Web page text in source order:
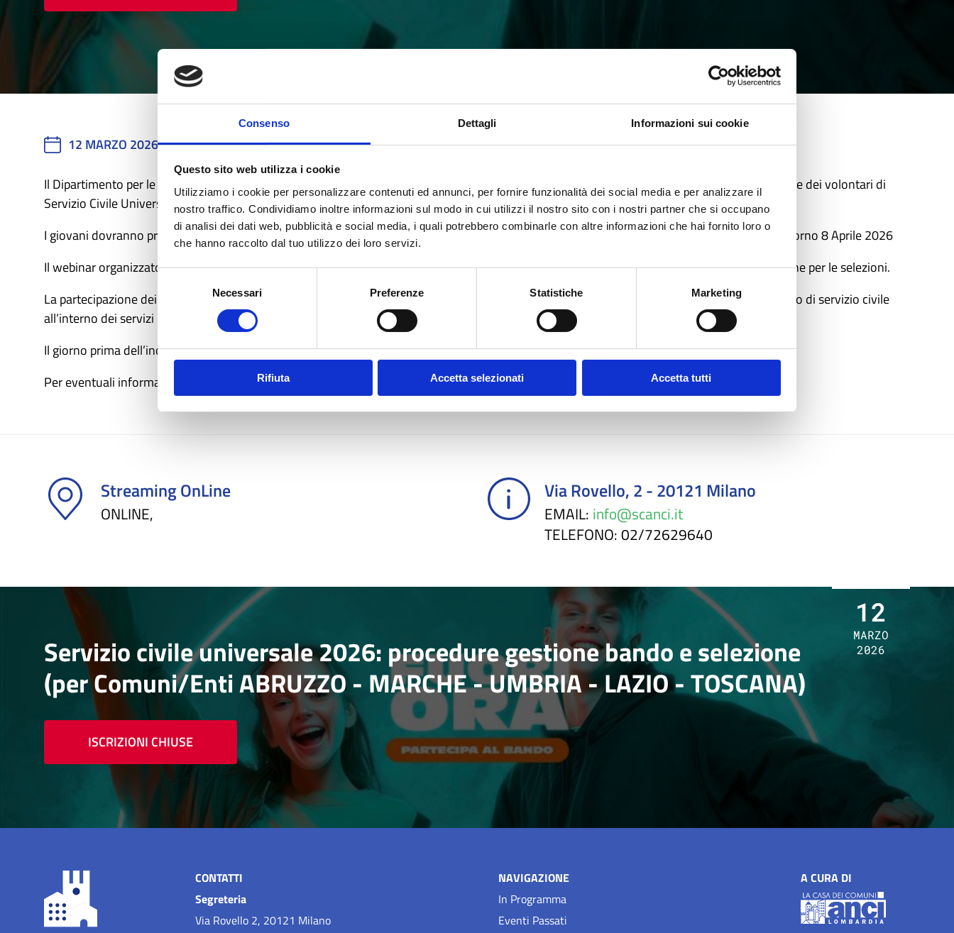
Consenso Dettagli Informazioni sui cookie
Questo sito web utilizza i cookie
Utilizziamo i cookie per personalizzare contenuti ed annunci, per fornire funzionalità dei social media e per analizzare il
nostro traffico. Condividiamo inoltre informazioni sul modo in cui utilizzi il nostro sito con i nostri partner che si occupano
di analisi dei dati web, pubblicità e social media, i quali potrebbero combinarle con altre informazioni che hai fornito loro o
che hanno raccolto dal tuo utilizzo dei loro servizi.
Selezione
Necessari Preferenze Statistiche Marketing
Rifiuta Accetta selezionati Accetta tutti
12 MARZO 2026 11:00 - 13:00 STREAMING ONLINE POSTI DISPONIBILI 176
Il Dipartimento per le Politiche Giovanili e il Servizio Civile Universale,
24 febbraio 2026, ha pubblicato il Bando Ordinario 2026 per la selezione dei volontari di
Servizio Civile Universale.
I giovani dovranno presentare domanda di partecipazione esclusivamente attraverso la piattaforma DOL entro e non oltre le ore 14.00 del giorno 8Aprile2026
Ilwebinarorganizzato dal Network SCANCI.IT ha l’obiettivo di illustrarele novità introdottedal bando, le attività di promozione e le tempistiche per le selezioni.
La partecipazione dei Comuni all’incontro è fondamentale per gestire al meglio
le procedure che porteranno i giovani ad avviare i loro percorso di servizio civile
all’interno dei servizi degli enti coinvolti.
Il giorno prima dell’incontro le persone iscritte riceveranno il link per accedere al webinar.
Per eventuali informazioni scrivere a info@scanci.it
Streaming OnLine
ONLINE,
Via Rovello, 2 - 20121 Milano
EMAIL: info@scanci.it
TELEFONO: 02/72629640
Servizio civile universale 2026: procedure gestione bando e selezione
(per Comuni/Enti ABRUZZO - MARCHE - UMBRIA - LAZIO - TOSCANA)
ISCRIZIONI CHIUSE
12
MARZO
2026
CONTATTI
Segreteria
Via Rovello 2, 20121 Milano
NAVIGAZIONE
In Programma
Eventi Passati
A CURA DI